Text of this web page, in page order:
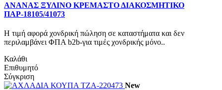
ΑΝΑΝΑΣ ΞΥΛΙΝΟ ΚΡΕΜΑΣΤΟ ΔΙΑΚΟΣΜΗΤΙΚΟ
ΠΑΡ-18105/41073
Η τιμή αφορά χονδρική πώληση σε καταστήματα και δεν
περιλαμβάνει ΦΠΑ b2b-για τιμές χονδρικής μόνο..
Καλάθι
Επιθυμητό
Σύγκριση
New